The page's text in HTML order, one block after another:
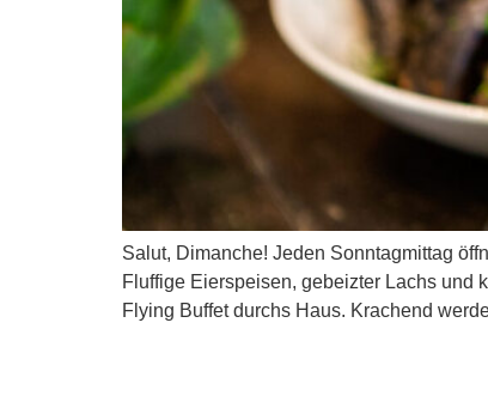
Salut, Dimanche! Jeden Sonntagmittag
Fluffige Eierspeisen, gebeizter Lachs und
Flying Buffet durchs Haus. Krachend